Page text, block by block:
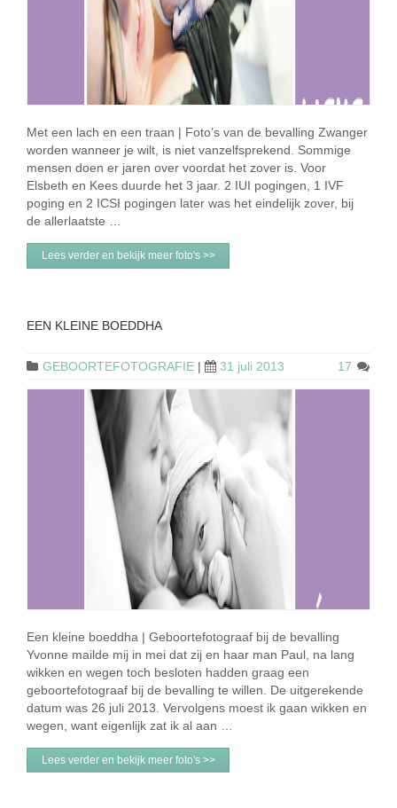
Met een lach en een traan | Foto’s van de bevalling Zwanger
worden wanneer je wilt, is niet vanzelfsprekend. Sommige
mensen doen er jaren over voordat het zover is. Voor
Elsbeth en Kees duurde het 3 jaar. 2 IUI pogingen, 1 IVF
poging en 2 ICSI pogingen later was het eindelijk zover, bij
de allerlaatste …
Lees verder en bekijk meer foto's >>
EEN KLEINE BOEDDHA
GEBOORTEFOTOGRAFIE | 31 juli 2013 17
Een kleine boeddha | Geboortefotograaf bij de bevalling
Yvonne mailde mij in mei dat zij en haar man Paul, na lang
wikken en wegen toch besloten hadden graag een
geboortefotograaf bij de bevalling te willen. De uitgerekende
datum was 26 juli 2013. Vervolgens moest ik gaan wikken en
wegen, want eigenlijk zat ik al aan …
Lees verder en bekijk meer foto's >>